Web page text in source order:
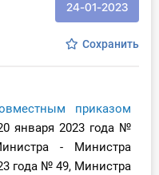
24-01-2023
Сохранить
приказом
января 2023 года №
- Министра
года № 49, Министра